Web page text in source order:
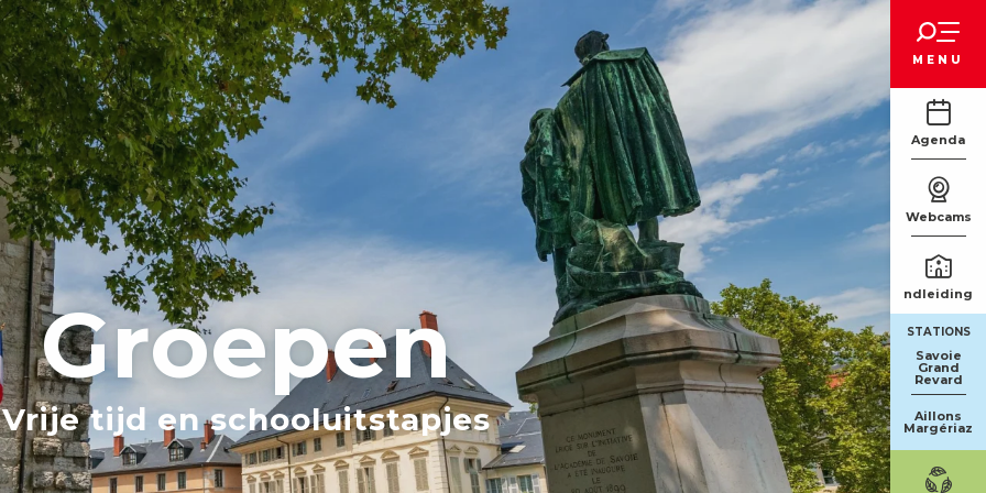
MENU
Agenda
Webcams
STATIONS
Savoie
Grand
Revard
Aillons
Margériaz
Groepen
Vrije tijd en schooluitstapjes